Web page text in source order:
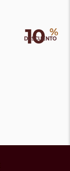
10 %
DESCUENTO